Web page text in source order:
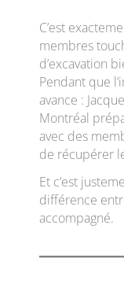
C’est
membres
d’excavation
Pendant que
avance :
Montréal
avec des
de récupérer
Et c’est
différence
accompagné.